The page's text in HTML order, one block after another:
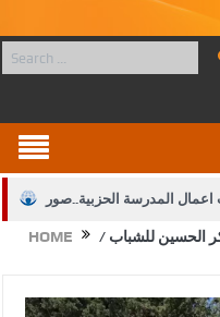
اعمال المدرسة الحزبية..صور
في الحقوق والقانون
HOME
الحسين للشباب /